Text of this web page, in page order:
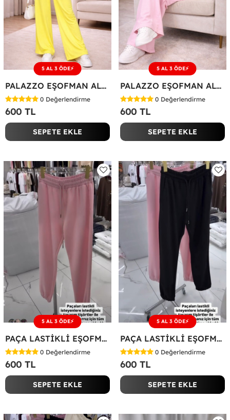
5 AL 3 ÖDE⚡
PALAZZO EŞOFMAN ALTI Sarı
0 Değerlendirme
600 TL
SEPETE EKLE
5 AL 3 ÖDE⚡
PALAZZO EŞOFMAN ALTI Pembe
0 Değerlendirme
600 TL
SEPETE EKLE
5 AL 3 ÖDE⚡
PAÇA LASTİKLİ EŞOFMAN ALTI Pembe
0 Değerlendirme
600 TL
SEPETE EKLE
5 AL 3 ÖDE⚡
PAÇA LASTİKLİ EŞOFMAN ALTI Siyah
0 Değerlendirme
600 TL
SEPETE EKLE